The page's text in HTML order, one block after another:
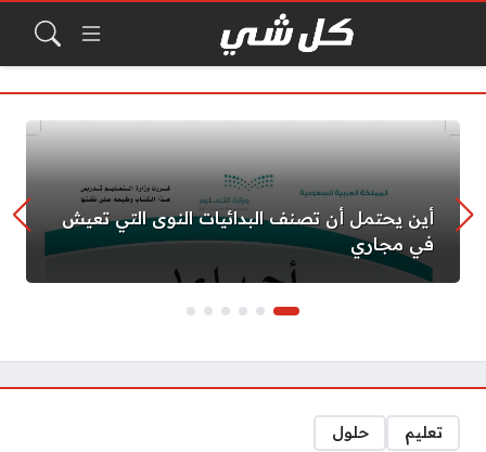
أين يحتمل أن تصنف البدائيات النوى التي تعيش
في مجاري
تعليم حلول